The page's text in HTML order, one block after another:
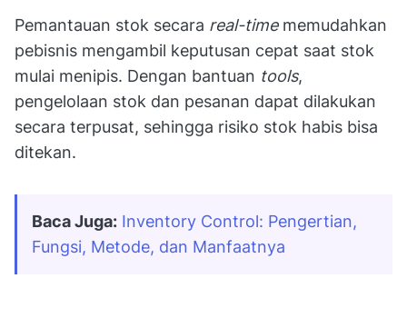
Pemantauan stok secara real-timememudahkan
pebisnis mengambil keputusan cepat saat stok
mulai menipis. Dengan bantuan tools,
pengelolaan stok dan pesanan dapat dilakukan
secara terpusat, sehingga risiko stok habis bisa
ditekan.
Baca Juga: Inventory Control: Pengertian,
Fungsi, Metode, dan Manfaatnya